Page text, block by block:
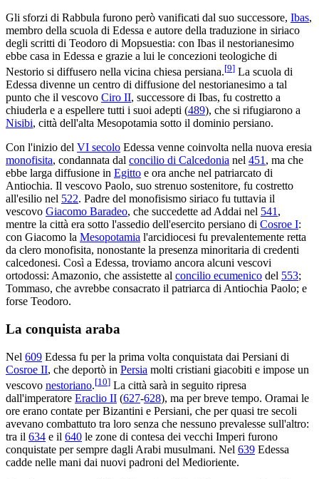
Gli sforzi di Rabbula furono però vanificati dal suo successore, Ibas,
membro della scuola di Edessa e autore della traduzione in siriaco
degli scritti di Teodoro di Mopsuestia: con Ibas il nestorianesimo
ebbe casa in Edessa e grazie a lui le concezioni teologiche di
Nestorio si diffusero nella vicina chiesa persiana.[9] La scuola di
Edessa divenne un centro di diffusione del nestorianesimo a tal
punto che il vescovo Ciro II, successore di Ibas, fu costretto a
chiuderla e a espellere tutti i suoi adepti (489), che si rifugiarono a
Nisibi, città dell'alta Mesopotamia sotto il dominio persiano.
Con l'inizio del VI secolo Edessa venne coinvolta nella nuova eresia
monofisita, condannata dal concilio di Calcedonia nel 451 , ma che
ebbe larga diffusione in Egitto e ora anche nel patriarcato di
Antiochia. Il vescovo Paolo, suo strenuo sostenitore, fu costretto
all'esilio nel 522. Padre del monofisismo siriaco fu tuttavia il
vescovo Giacomo Baradeo, che succedette ad Addai nel 541 ,
mentre la città era sotto l'assedio dell'esercito persiano di Cosroe I:
con Giacomo la Mesopotamia l'arcidiocesi fu prevalentemente retta
da clero monofisita, nonostante la presenza minoritaria di credenti
calcedonesi. Così a Edessa, troviamo ancora alcuni vescovi
ortodossi: Amazonio, che assistette al concilio ecumenico del 553;
Tommaso, che avrebbe consacrato il patriarca di Antiochia Paolo; e
forse Teodoro.
La conquista araba
Nel 609 Edessa fu per la prima volta conquistata dai Persiani di
Cosroe II, che deportò in Persia molti cristiani giacobiti e impose un
vescovo nestoriano.[10] La città sarà in seguito ripresa
dall'imperatore Eraclio II (627-628), ma per breve tempo. Oramai le
ore erano contate per Bizantini e Persiani, che per quasi tre secoli
avevano combattuto tra loro senza che nessuno prevalesse sull'altro:
tra il 634 e il 640 le zone di contesa dei vecchi Imperi furono
conquistate per sempre dagli Arabi musulmani. Nel 639 Edessa
cadde nelle mani dai nuovi padroni del Medioriente.